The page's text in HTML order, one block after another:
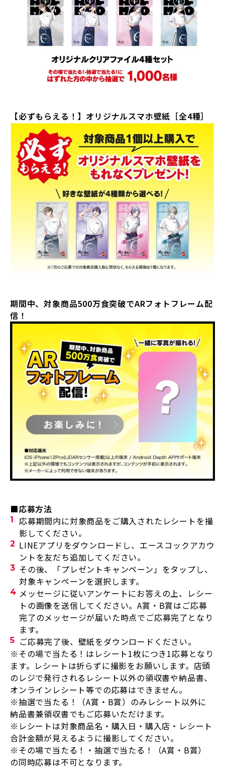
【必ずもらえる！】オリジナルスマホ壁紙［全4種］
期間中、対象商品500万食突破でARフォトフレーム配
信！
■応募方法
応募期間内に対象商品をご購入されたレシートを撮
影してください。
LINEアプリをダウンロードし、エースコックアカウ
ントを友だち追加してください。
その後、「プレゼントキャンペーン」をタップし、
対象キャンペーンを選択します。
メッセージに従いアンケートにお答えの上、レシー
トの画像を送信してください。A賞・ B賞はご応募
完了のメッセージが届いた時点でご応募完了となり
ます。
ご応募完了後、壁紙をダウンロードください。
※その場で当たる！はレシート1枚につき1応募となり
ます。レシートは折らずに撮影をお願いします。店頭
のレジで発行されるレシート以外の領収書や納品書、
オンラインレシート等での応募はできません。
※抽選で当たる！（A賞・ B賞）のみレシート以外に
納品書兼領収書でもご応募いただけます。
※レシートは対象商品名・購入日・購入店・レシート
合計金額が見えるように撮影してください。
※その場で当たる！・抽選で当たる！（A賞・ B賞）
の同時応募は不可となります。